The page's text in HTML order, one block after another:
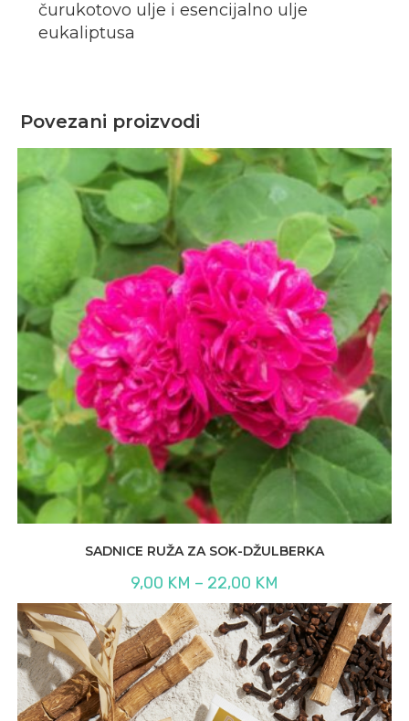
čurukotovo ulje i esencijalno ulje
eukaliptusa
Povezani proizvodi
SADNICE RUŽA ZA SOK-DŽULBERKA
9,00 KM – 22,00 KM
od
9,00 KM
do
22,00 KM